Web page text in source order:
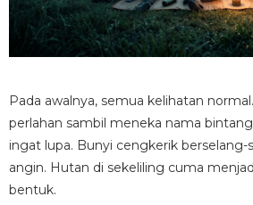
Pada awalnya, semua kelihatan
perlahan sambil meneka nama
ingat lupa. Bunyi cengkerik berselang-
angin. Hutan di sekeliling cuma
bentuk.